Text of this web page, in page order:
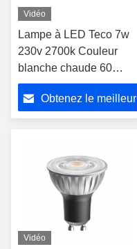
Vidéo
Lampe à LED Teco 7w
230v 2700k Couleur
blanche chaude 60
degrés Ra98 Ampoules
à LED Gu10 Dimmable
Obtenez le meilleur
Vidéo